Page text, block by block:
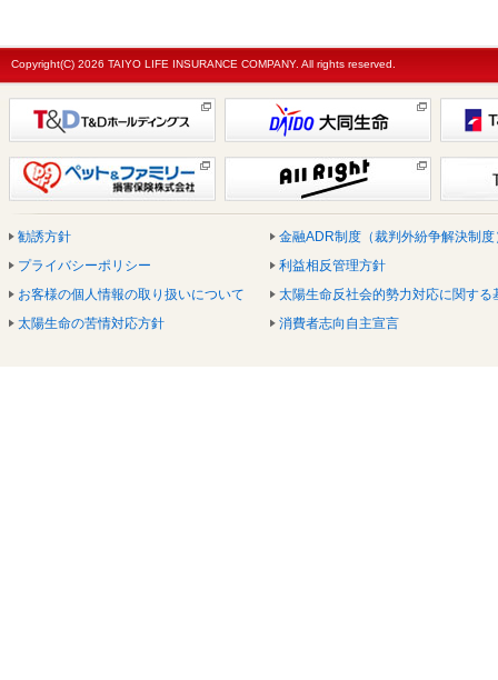
Copyright(C) 2026 TAIYO LIFE INSURANCE COMPANY. All rights reserved.
勧誘方針
プライバシーポリシー
お客様の個人情報の取り扱いについて
太陽生命の苦情対応方針
金融ADR制度（裁判外紛争解決制度
利益相反管理方針
太陽生命反社会的勢力対応に関する
消費者志向自主宣言